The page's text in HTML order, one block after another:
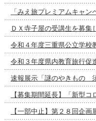
「みえ旅プレミアムキャ
ＤＸ寺子屋の受講生を募集
令和４年度三重県公立学校
令和３年度県内教育旅行促
速報展示「謎のやきもの
【募集期間延長】「新型
【一部中止】第２８回企